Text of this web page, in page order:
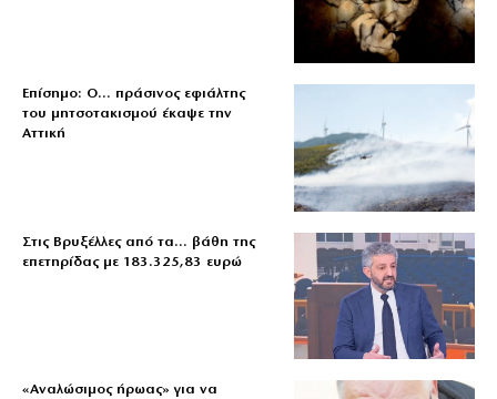
Επίσημο: Ο… πράσινος εφιάλτης
του μητσοτακισμού έκαψε την
Αττική
Στις Βρυξέλλες από τα… βάθη της
επετηρίδας με 183.325,83 ευρώ
«Aναλώσιμος ήρωας» για να